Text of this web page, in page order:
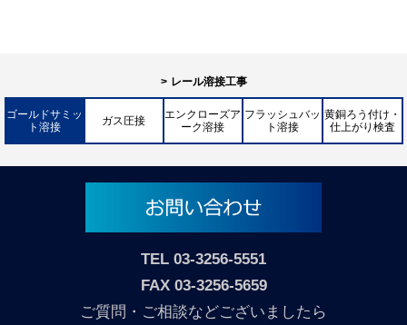
レール溶接工事
ゴールドサミッ
ト溶接
ガス圧接
エンクローズア
ーク溶接
フラッシュバッ
ト溶接
黄銅ろう付け・
仕上がり検査
TEL 03-3256-5551
FAX 03-3256-5659
ご質問・ご相談などございましたら